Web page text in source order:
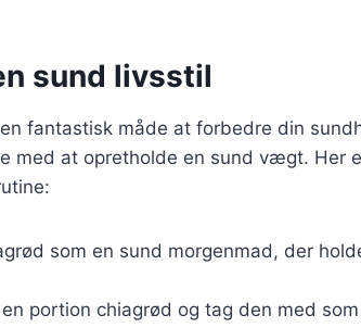
sund livsstil
fantastisk måde at forbedre din
med at opretholde en sund vægt. Her
som en sund morgenmad, der
portion chiagrød og tag den med